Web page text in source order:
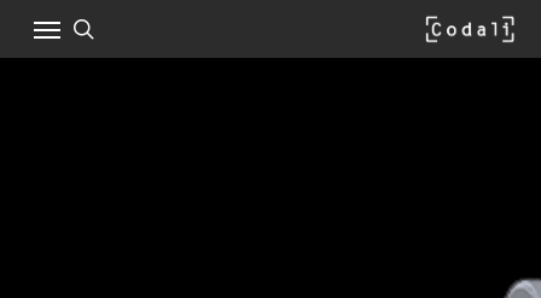
Skip
main
content
search
Menu